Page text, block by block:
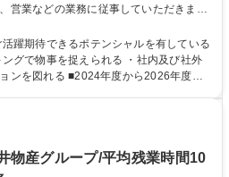
営業などの業務に従事していただきま
業部の勤労業務 ■海外に関係する各種業
ス】入社後の配属
た後、本人の適性及び将来のキャリアを
います。 【育成】OJTでの現場育成や研
ル採用
躍期待できるポテンシャルを有している
グで物事を捉えられる ・社内及び社外
年度から2026年度ま
の不安定化や気候変動による自然災害の
課題解決の重要性が高まっています。
続可能な社会の実現に貢献してまいりま
学 語学力： 資格：
物産グループ/平均残業時間10